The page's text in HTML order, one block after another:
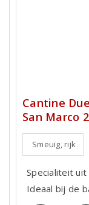
Cantine
San Marco
Smeuïg, rijk
Specialiteit uit
Ideaal bij de